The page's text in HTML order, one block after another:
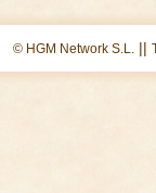
© HGM Network S.L. ||